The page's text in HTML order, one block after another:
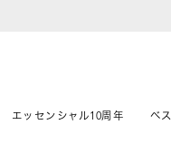
エッセンシャル10周年 ベ